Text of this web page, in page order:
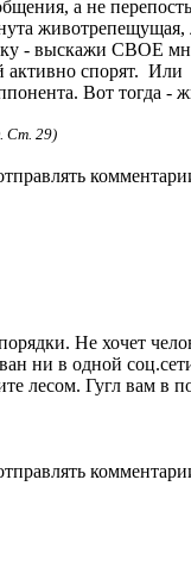
а не
животрепещущая,
- выскажи СВОЕ
активно спорят. Или
Вот тогда -
Ст. 29)
Не хочет
ни в одной
лесом. Гугл вам в